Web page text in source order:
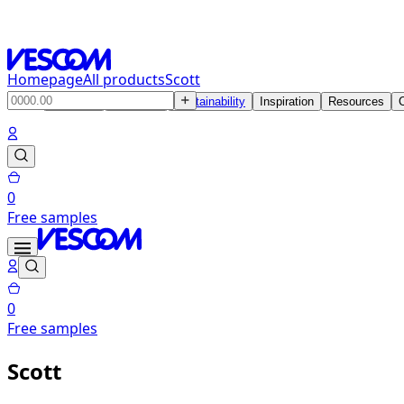
HomepageAll productsScott
Products Sustainability Inspiration Resources
0
Free samples
0
Free samples
Scott